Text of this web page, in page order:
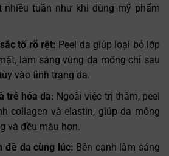
nhiều tuần như khi dùng mỹ phẩm
tố rõ rệt: Peel da giúp loại bỏ lớp
làm sáng vùng da mông chỉ sau
vào tình trạng da.
trẻ hóa da: Ngoài việc trị thâm, peel
collagen và elastin, giúp da mông
và đều màu hơn.
đề da cùng lúc: Bên cạnh làm sáng